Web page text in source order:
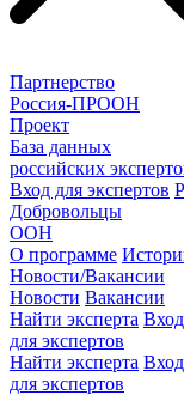
Партнерство
Россия-ПРООН
Проект
База данных
российских
Вход для экспертов
Добровольцы
ООН
О программе
Новости/Вакансии
Новости Вакансии
Найти эксперта
для экспертов
Найти эксперта
для экспертов